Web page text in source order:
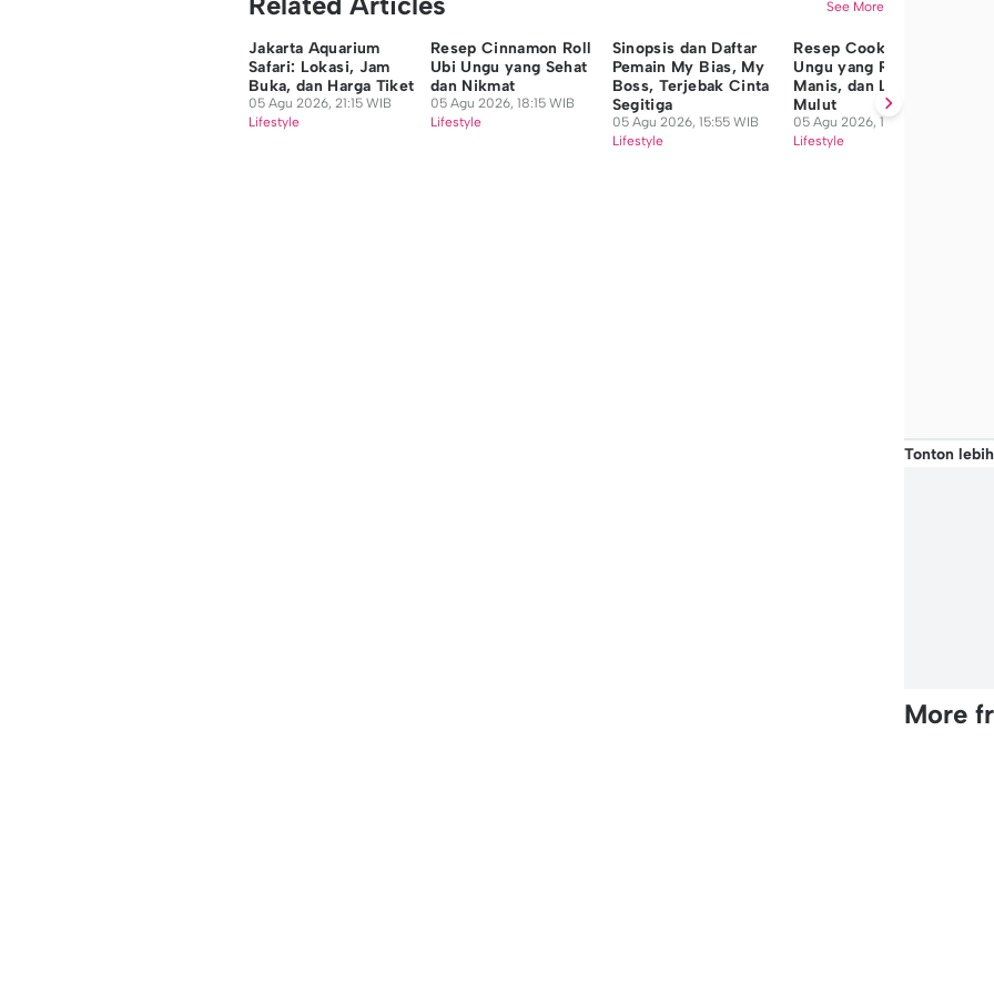
Dini Maharani
Editor
Fairaz Tsiqat
See More
Jakarta Aquarium
Safari: Lokasi, Jam
Buka, dan Harga Tiket
05 Agu 2026, 21:15 WIB
Lifestyle
Resep Cinnamon Roll
Ubi Ungu yang Sehat
dan Nikmat
05 Agu 2026, 18:15 WIB
Lifestyle
Sinopsis dan Daftar
Pemain My Bias, My
Boss, Terjebak Cinta
Segitiga
05 Agu 2026, 15:55 WIB
Lifestyle
Resep Cookies Ubi
Ungu yang Renyah,
Manis, dan Lumer di
Mulut
05 Agu 2026, 15:15 WIB
Lifestyle
Tonton
More